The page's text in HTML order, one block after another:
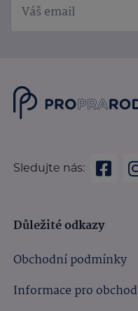
Sledujte nás:
Důležité odkazy
Obchodní podmínky
Informace pro